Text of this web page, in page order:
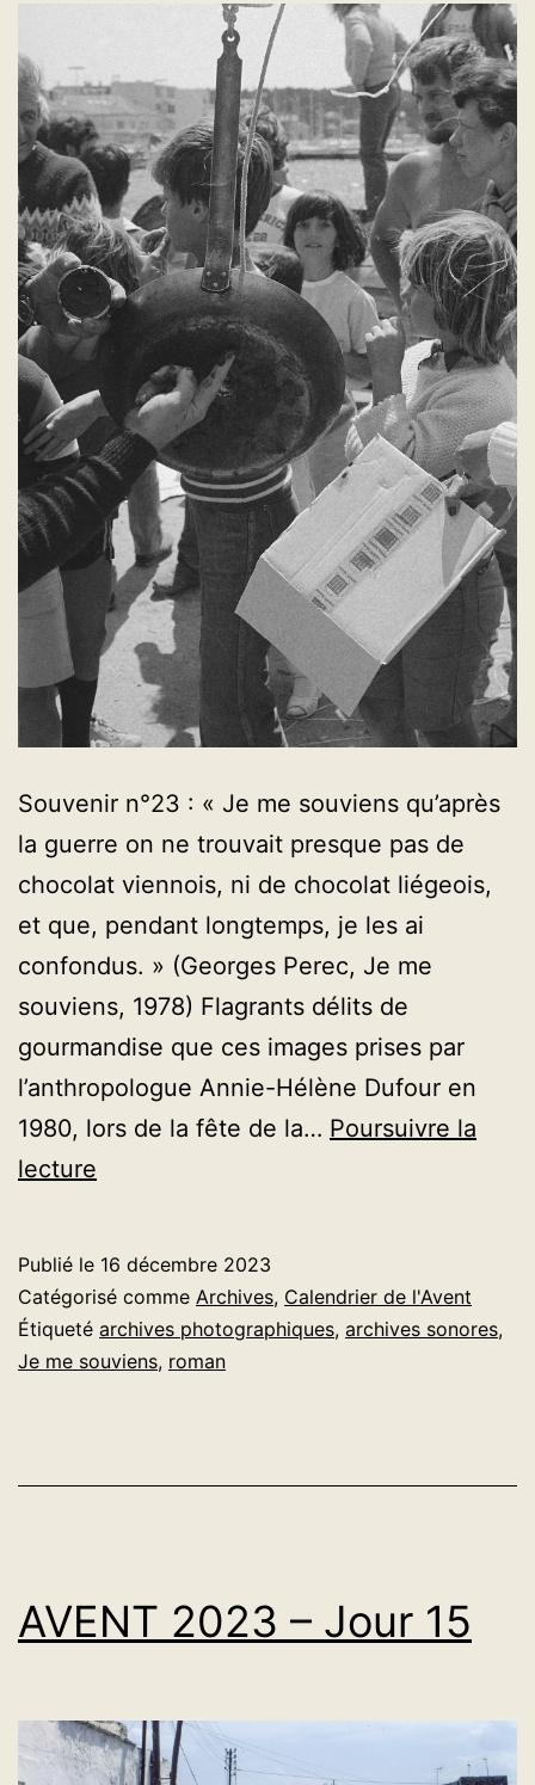
Souvenir n°23 : « Je me souviens qu’après
la guerre on ne trouvait presque pas de
chocolat viennois, ni de chocolat liégeois,
et que, pendant longtemps, je les ai
confondus. » (Georges Perec, Je me
souviens, 1978) Flagrants délits de
gourmandise que ces images prises par
l’anthropologue Annie-Hélène Dufour en
1980, lors de la fête de la… Poursuivre la
lecture
Jour
16
Publié le 16 décembre 2023
Catégorisé comme Archives, Calendrier de l'Avent
Étiqueté archives photographiques, archives sonores,
Je me souviens, roman
AVENT 2023 – Jour 15